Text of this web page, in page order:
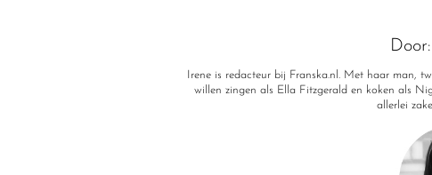
Door:
Irene is redacteur bij Franska.nl. Met haar man,
willen zingen als Ella Fitzgerald en koken als
allerlei